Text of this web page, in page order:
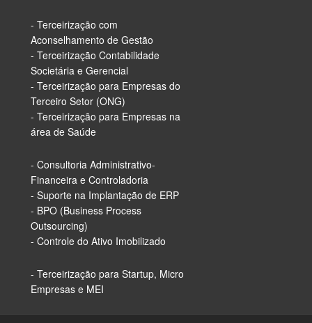
- Terceirização com
Aconselhamento de Gestão
- Terceirização Contabilidade
Societária e Gerencial
- Terceirização para Empresas do
Terceiro Setor (ONG)
- Terceirização para Empresas na
área de Saúde
- Consultoria Administrativo-
Financeira e Controladoria
- Suporte na Implantação de ERP
- BPO (Business Process
Outsourcing)
- Controle do Ativo Imobilizado
- Terceirização para Startup, Micro
Empresas e MEI